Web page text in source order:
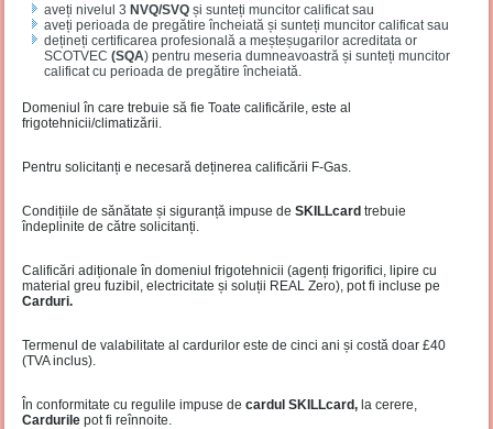
aveți nivelul 3NVQ/SVQ și sunteți muncitor calificat sau
aveți perioada de pregătire încheiată și sunteți muncitor calificat sau
dețineți certificarea profesională a meșteșugarilor acreditata or
SCOTVEC(SQA) pentru meseria dumneavoastră și sunteți muncitor
calificat cu perioada de pregătire încheiată.
Domeniul în care trebuie să fie Toate calificările, este al
frigotehnicii/climatizării.
Pentru solicitanți e necesară deținerea calificării F-Gas.
Condițiile de sănătate și siguranță impuse de SKILLcard trebuie
îndeplinite de către solicitanți.
Calificări adiționale în domeniul frigotehnicii (agenți frigorifici, lipire cu
material greu fuzibil, electricitate și soluții REAL Zero), pot fi incluse pe
Carduri.
Termenul de valabilitate al cardurilor este de cinci ani și costă doar £40
(TVA inclus).
În conformitate cu regulile impuse decardul SKILLcard, la cerere,
Cardurile pot fi reînnoite.